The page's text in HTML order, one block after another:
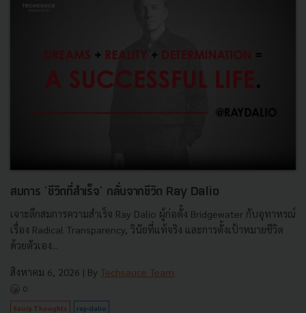
สมการ ‘ชีวิตที่สำเร็จ’ กลั่นจากชีวิต Ray Dalio
เจาะลึกสมการความสำเร็จ Ray Dalio ผู้ก่อตั้ง Bridgewater กับอุทาหรณ์
เรื่อง Radical Transparency, วินัยที่แท้จริง และการตั้งเป้าหมายชีวิต
ด้วยตัวเอง...
สิงหาคม 6, 2026 | By Techsauce Team
0
Saucy Thoughts ray-dalio